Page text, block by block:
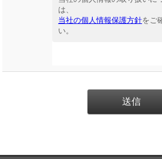
は、
当社の個人情報保護方針をご
い。